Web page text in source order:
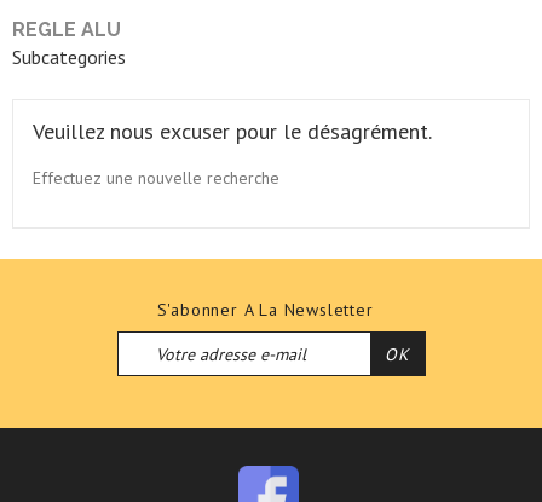
REGLE ALU
Subcategories
Veuillez nous excuser pour le désagrément.
Effectuez une nouvelle recherche
S'abonner A La Newsletter